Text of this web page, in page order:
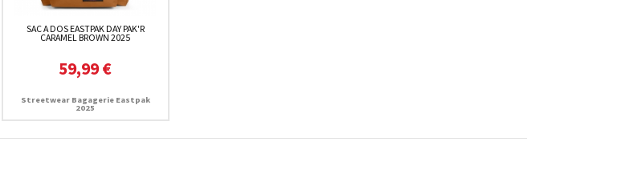
SAC A DOS EASTPAK DAY PAK'R
CARAMEL BROWN 2025
59,99 €
Streetwear Bagagerie Eastpak
2025